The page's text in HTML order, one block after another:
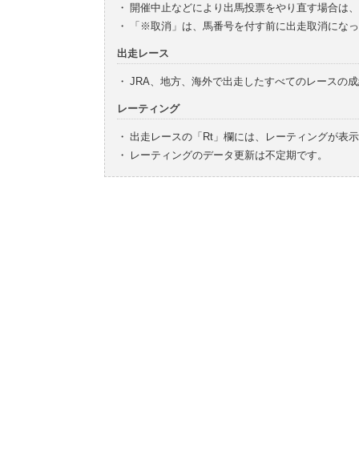
・ 開催中止などにより出馬投票をやり直す場合は
・
「※取消」は、馬番号を付す前に出走取消にな
出走レース
・ JRA、地方、海外で出走したすべてのレースの
レーティング
・ 出走レースの「Rt」欄には、レーティングが表
・
レーティングのデータ更新は不定期です。